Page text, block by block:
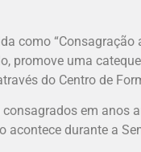
como
promove uma
do Centro de
em anos
acontece durante a